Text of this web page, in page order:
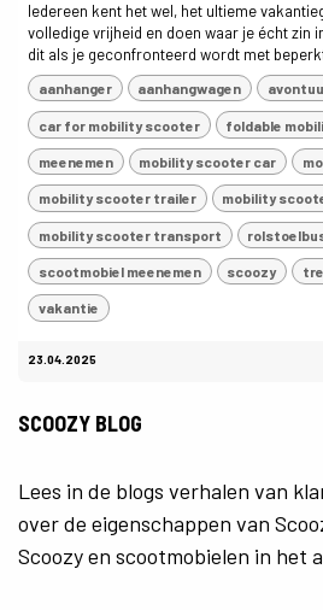
Iedereen kent het wel, het ultieme
volledige vrijheid en doen waar je écht zin
dit als je geconfronteerd wordt met
aanhanger aanhangwagen
car for mobility scooter foldable
meenemen mobility scooter car
mobility scooter trailer mobility
mobility scooter transport
scootmobiel meenemen scoozy
vakantie
23.04.2025
SCOOZY BLOG
Lees in de blogs verhalen van
over de eigenschappen van
Scoozy en scootmobielen in het